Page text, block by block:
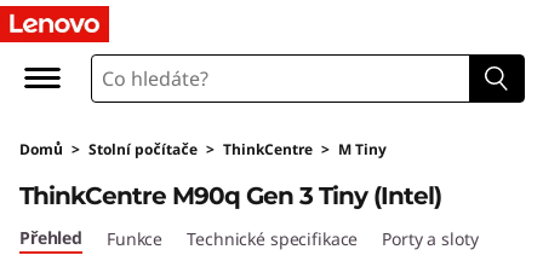
T
h
n
k
Domů > Stolní počítače > ThinkCentre > M Tiny
ThinkCentre M90q Gen 3 Tiny (Intel)
Přehled Funkce Technické specifikace Porty a sloty